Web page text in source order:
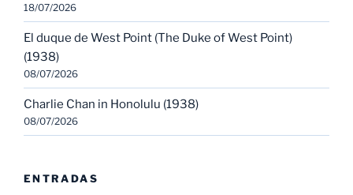
18/07/2026
El duque de West Point (The Duke of West Point)
(1938)
08/07/2026
Charlie Chan in Honolulu (1938)
08/07/2026
ENTRADAS